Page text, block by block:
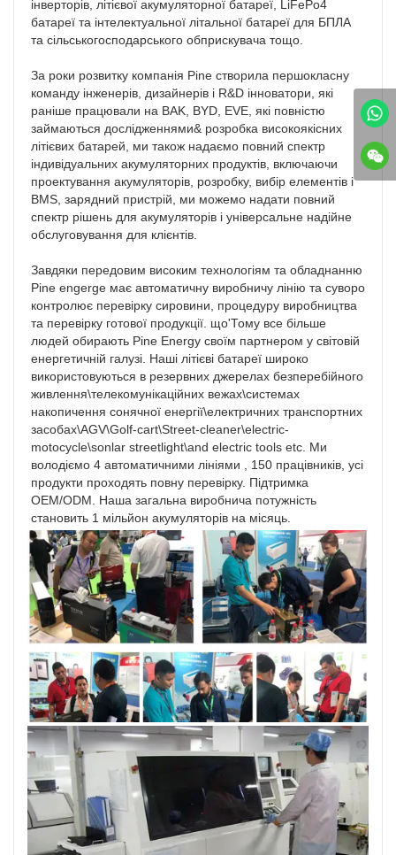
інверторів, літієвої акумуляторної батареї, LiFePo4
батареї та інтелектуальної літальної батареї для БПЛА
та сільськогосподарського обприскувача тощо.
За роки розвитку компанія Pine створила першокласну
команду інженерів, дизайнерів і R&D інноватори, які
раніше працювали на BAK, BYD, EVE, які повністю
займаються дослідженнями& розробка високоякісних
літієвих батарей, ми також надаємо повний спектр
індивідуальних акумуляторних продуктів, включаючи
проектування акумуляторів, розробку, вибір елементів і
BMS, зарядний пристрій, ми можемо надати повний
спектр рішень для акумуляторів і універсальне надійне
обслуговування для клієнтів.
Завдяки передовим високим технологіям та обладнанню
Pine engerge має автоматичну виробничу лінію та суворо
контролює перевірку сировини, процедуру виробництва
та перевірку готової продукції. що'Тому все більше
людей обирають Pine Energy своїм партнером у світовій
енергетичній галузі. Наші літієві батареї широко
використовуються в резервних джерелах безперебійного
живлення\телекомунікаційних вежах\системах
накопичення сонячної енергії\електричних транспортних
засобах\AGV\Golf-cart\Street-cleaner\electric-
motocycle\sonlar streetlight\and electric tools etc. Ми
володіємо 4 автоматичними лініями , 150 працівників, усі
продукти проходять повну перевірку. Підтримка
OEM/ODM. Наша загальна виробнича потужність
становить 1 мільйон акумуляторів на місяць.